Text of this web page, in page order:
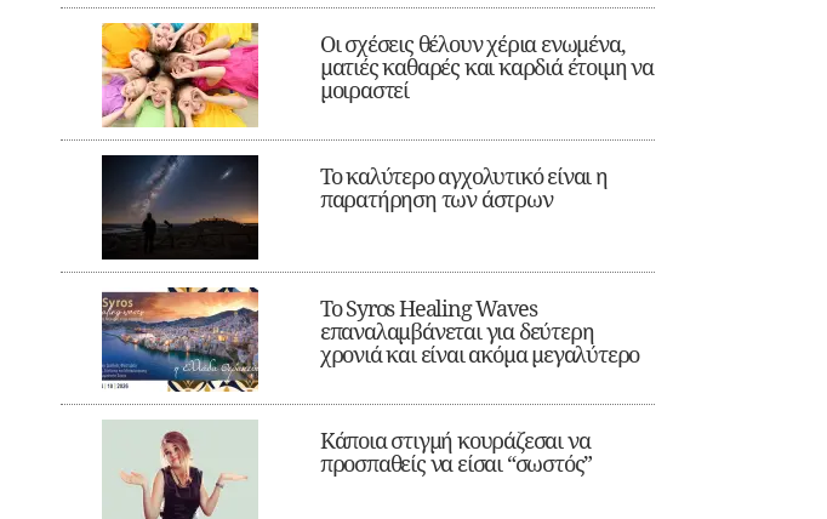
Οι σχέσεις θέλουν χέρια ενωμένα,
ματιές καθαρές και καρδιά έτοιμη να
μοιραστεί
Το καλύτερο αγχολυτικό είναι η
παρατήρηση των άστρων
Το Syros Healing Waves
επαναλαμβάνεται για δεύτερη
χρονιά και είναι ακόμα μεγαλύτερο
Κάποια στιγμή κουράζεσαι να
προσπαθείς να είσαι “σωστός”